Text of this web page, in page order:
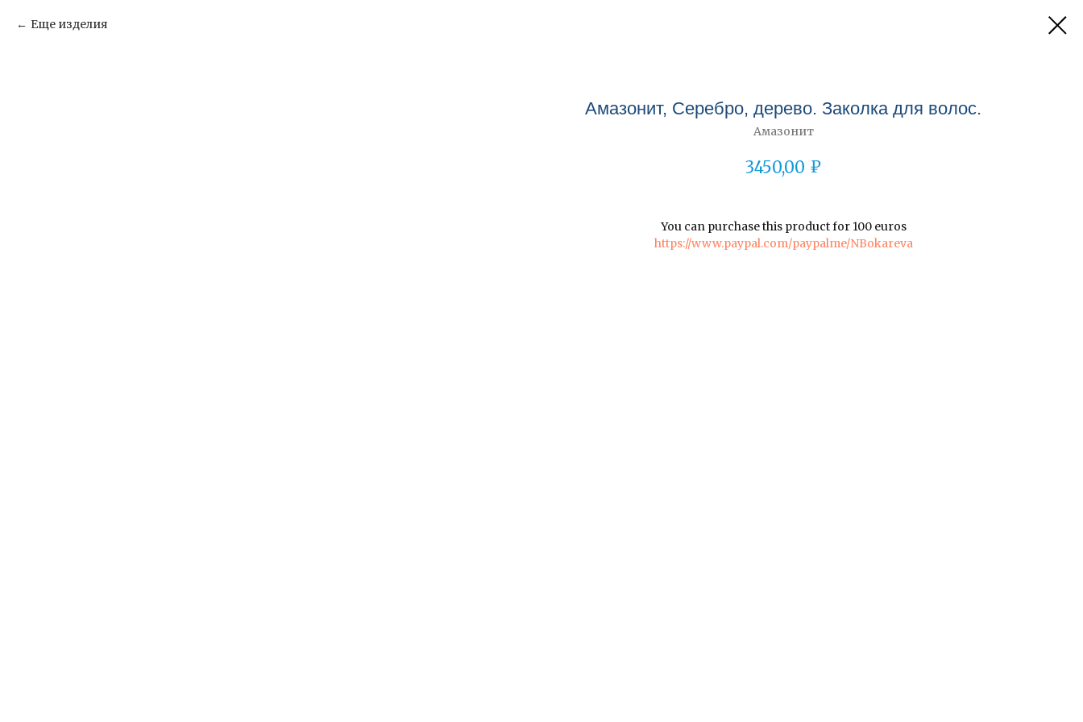
Еще изделия
Амазонит, Серебро, дерево. Заколка для волос.
Амазонит
3450,00 ₽
You can purchase this product for 100 euros
https://www.paypal.com/paypalme/NBokareva